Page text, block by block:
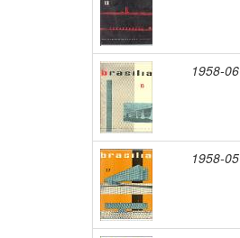
1958-06
1958-05